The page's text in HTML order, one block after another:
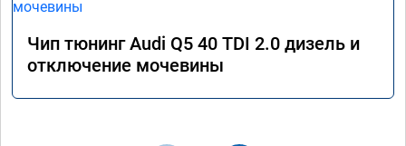
Чип тюнинг Audi Q5 40 TDI 2.0 дизель и
отключение мочевины